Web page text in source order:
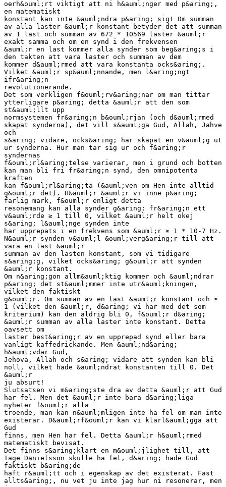
oerh&ouml;rt viktigt att ni h&auml;nger med p&aring;,
en matematiskt
konstant kan inte &auml;ndra p&aring; sig! Om summan
av alla laster &auml;r konstant betyder det att summan
av 1 last och summan av 672 * 10569 laster &auml;r
exakt samma och om en synd i den frekvensen
&auml;r en last kommer alla synder som beg&aring;s i
den takten att vara laster och summan av dem
kommer d&auml;rmed att vara konstanta ocks&aring;.
Vilket &auml;r sp&auml;nnande, men l&aring;ngt
ifr&aring;n
revolutionerande.
Det som verkligen f&ouml;rv&aring;nar om man tittar
ytterligare p&aring; detta &auml;r att den som
st&auml;llt upp
normsystemen fr&aring;n b&ouml;rjan (och d&auml;rmed
skapat synderna), det vill s&auml;ga Gud, Allah, Jahve
och
s&aring; vidare, ocks&aring; har skapat en v&auml;g ut
ur synderna. Hur man tar sig ur och f&aring;r
syndernas
f&ouml;rl&aring;telse varierar, men i grund och botten
kan man bli fri fr&aring;n synd, den omnipotenta
kraften
kan f&ouml;rl&aring;ta (&auml;ven om Hen inte alltid
g&ouml;r det). H&auml;r &auml;r vi inne p&aring;
farlig mark, f&ouml;r enligt detta
resonemang kan alla synder g&aring; fr&aring;n ett
v&auml;rde ≥ 1 till 0, vilket &auml;r helt okej
s&aring; l&auml;nge synden inte
har upprepats i en frekvens som &auml;r ≥ 1 * 10-7 Hz.
N&auml;r synden v&auml;l &ouml;verg&aring;r till att
vara en last &auml;r
summan av den lasten konstant, som vi tidigare
s&aring;g, vilket ocks&aring; g&ouml;r att synden
&auml;r konstant.
Om n&aring;gon allm&auml;ktig kommer och &auml;ndrar
p&aring; det st&auml;mmer inte utr&auml;kningen,
vilket den faktiskt
g&ouml;r. Om summan av en last &auml;r konstant och ≥
1 (vilket den &auml;r, d&aring; vi har med det som
kriterium) kan den aldrig bli 0, f&ouml;r d&aring;
&auml;r summan av alla laster inte konstant. Detta
oavsett om
laster best&aring;r av en upprepad synd eller bara
vanligt kaffedrickande. Men &auml;nd&aring;
h&auml;vdar Gud,
Jehova, Allah och s&aring; vidare att synden kan bli
noll, vilket hade &auml;ndrat konstanten till 0. Det
&auml;r
ju absurt!
Slutsatsen vi m&aring;ste dra av detta &auml;r att Gud
har fel. Men det &auml;r inte bara d&aring;liga
nyheter f&ouml;r alla
troende, man kan n&auml;mligen inte ha fel om man inte
existerar. D&auml;rf&ouml;r kan vi klarl&auml;gga att
Gud
finns, men Hen har fel. Detta &auml;r h&auml;rmed
matematiskt bevisat.
Det finns s&aring;klart en m&ouml;jlighet till, att
Tage Danielsson skulle ha fel, d&aring; hade Gud
faktiskt b&aring;de
haft r&auml;tt och i egenskap av det existerat. Fast
allts&aring;, nu vet ju inte jag hur ni resonerar, men